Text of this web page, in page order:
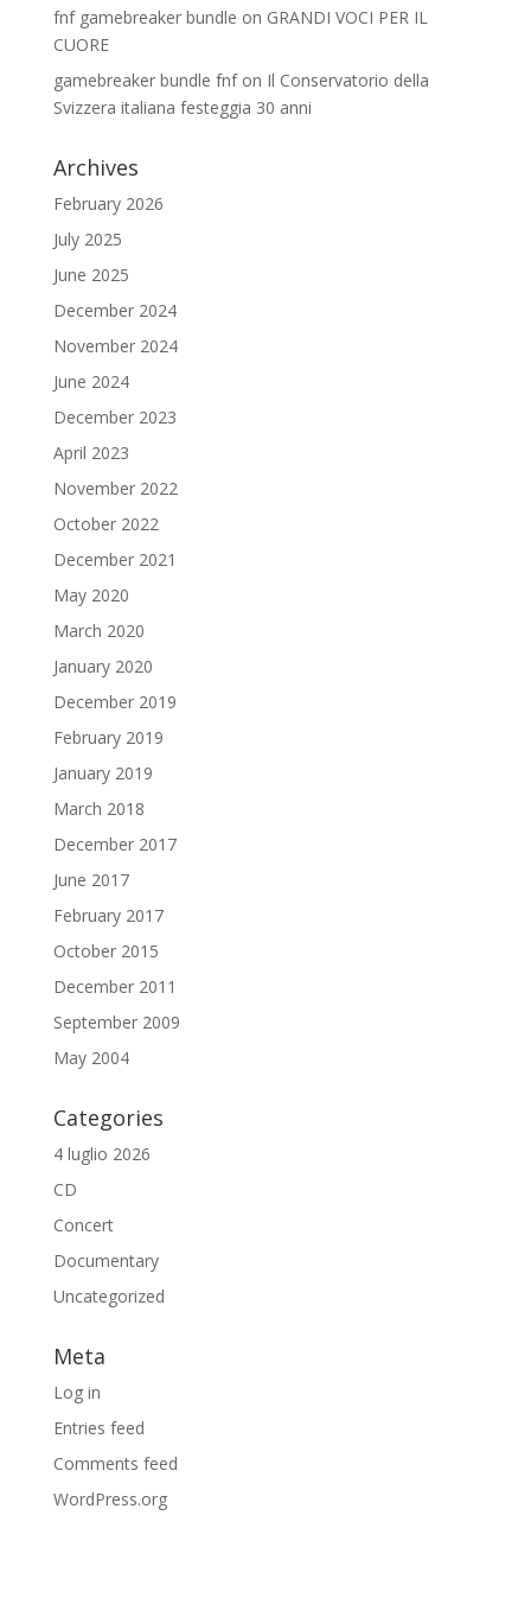
fnf gamebreaker bundle on GRANDI VOCI PER IL
CUORE
gamebreaker bundle fnfon Il Conservatorio della
Svizzera italiana festeggia 30 anni
Archives
February 2026
July 2025
June 2025
December 2024
November 2024
June 2024
December 2023
April 2023
November 2022
October 2022
December 2021
May 2020
March 2020
January 2020
December 2019
February 2019
January 2019
March 2018
December 2017
June 2017
February 2017
October 2015
December 2011
September 2009
May 2004
Categories
4 luglio 2026
CD
Concert
Documentary
Uncategorized
Meta
Log in
Entries feed
Comments feed
WordPress.org